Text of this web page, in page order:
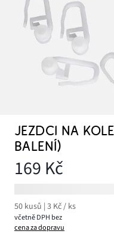
JEZDCI NA
BALENÍ)
169 Kč
50 kusů | 3 Kč / ks
včetně DPH bez
cena za dopravu